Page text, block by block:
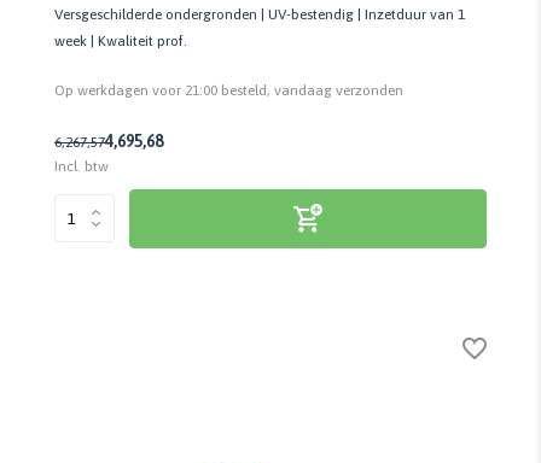
Versgeschilderde ondergronden | UV-bestendig | Inzetduur van 1
week | Kwaliteit prof.
Op werkdagen voor 21:00 besteld, vandaag verzonden
6,267,574,695,68
Incl. btw